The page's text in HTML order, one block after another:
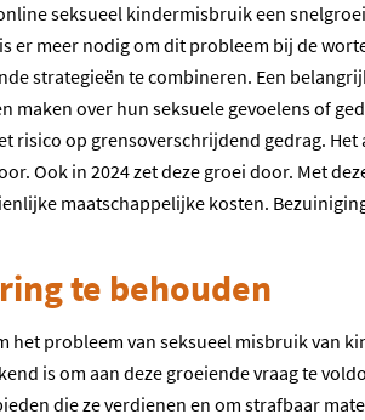
seksueel kindermisbruik een
er meer nodig om dit probleem bij de
strategieën te combineren. Een
maken over hun seksuele gevoelens of
risico op grensoverschrijdend gedrag.
Ook in 2024 zet deze groei door. Met
maatschappelijke kosten.
te behouden
probleem van seksueel misbruik van
is om aan deze groeiende vraag te
die ze verdienen en om strafbaar